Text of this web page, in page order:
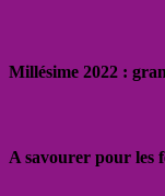
Millésime 2022 :
A savourer pour les